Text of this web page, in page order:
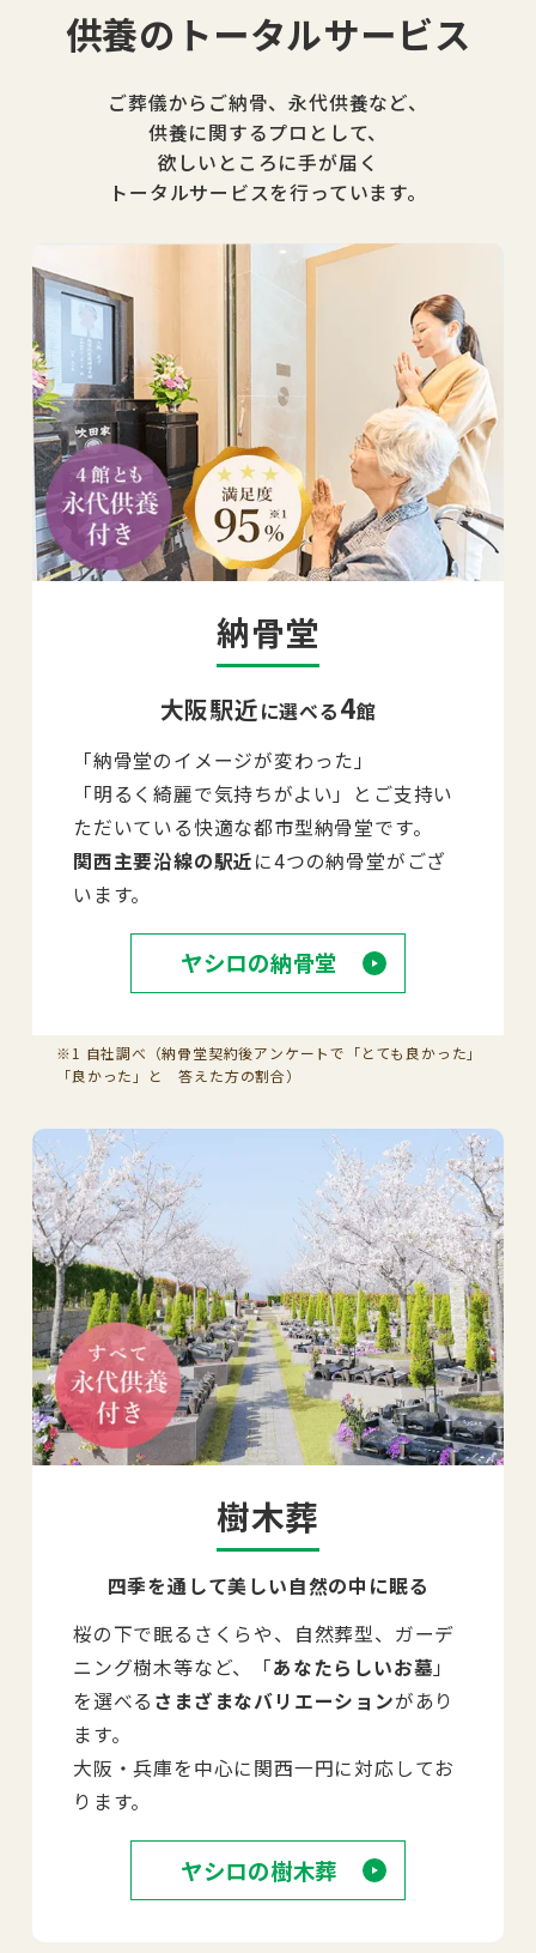
供養のトータルサービス
ご葬儀からご納骨、永代供養など、
供養に関するプロとして、
欲しいところに手が届く
トータルサービスを行っています。
納骨堂
大阪駅近に選べる4館
「納骨堂のイメージが変わった」
「明るく綺麗で気持ちがよい」とご支持い
ただいている快適な都市型納骨堂です。
関西主要沿線の駅近に4つの納骨堂がござ
います。
ヤシロの納骨堂
※1 自社調べ（納骨堂契約後アンケートで「とても良かった」
「良かった」と 答えた方の割合）
樹木葬
四季を通して美しい自然の中に眠る
桜の下で眠るさくらや、自然葬型、ガーデ
ニング樹木等など、「あなたらしいお墓」
を選べる さまざまなバリエーションがあり
ます。
大阪・兵庫を中心に関西一円に対応してお
ります。
ヤシロの樹木葬